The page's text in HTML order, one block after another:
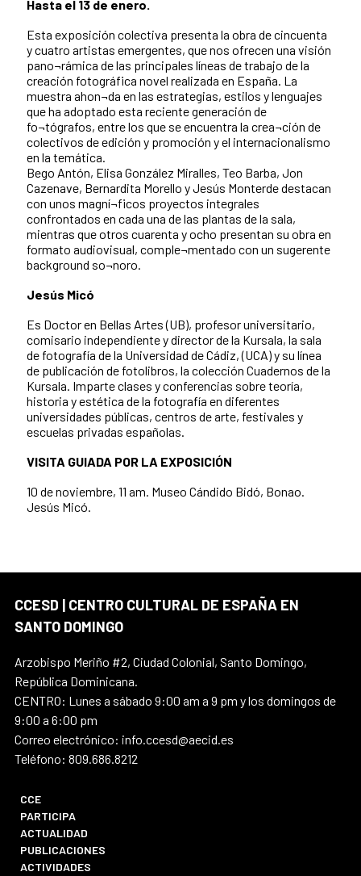
Hasta el 13 de enero.
Esta exposición colectiva presenta la obra de cincuenta
y cuatro artistas emergentes, que nos ofrecen una visión
pano¬rámica de las principales líneas de trabajo de la
creación fotográfica novel realizada en España. La
muestra ahon¬da en las estrategias, estilos y lenguajes
que ha adoptado esta reciente generación de
fo¬tógrafos, entre los que se encuentra la crea¬ción de
colectivos de edición y promoción y el internacionalismo
en la temática.
Bego Antón, Elisa González Miralles, Teo Barba, Jon
Cazenave, Bernardita Morello y Jesús Monterde destacan
con unos magní¬ficos proyectos integrales
confrontados en cada una de las plantas de la sala,
mientras que otros cuarenta y ocho presentan su obra en
formato audiovisual, comple¬mentado con un sugerente
background so¬noro.
Jesús Micó
Es Doctor en Bellas Artes (UB), profesor universitario,
comisario independiente y director de la Kursala, la sala
de fotografía de la Universidad de Cádiz, (UCA) y su línea
de publicación de fotolibros, la colección Cuadernos de la
Kursala. Imparte clases y conferencias sobre teoría,
historia y estética de la fotografía en diferentes
universidades públicas, centros de arte, festivales y
escuelas privadas españolas.
VISITA GUIADA POR LA EXPOSICIÓN
10 de noviembre, 11 am. Museo Cándido Bidó, Bonao.
Jesús Micó.
CCESD | CENTRO CULTURAL DE ESPAÑA EN
SANTO DOMINGO
Arzobispo Meriño #2, Ciudad Colonial, Santo Domingo,
República Dominicana.
CENTRO: Lunes a sábado 9:00 am a 9 pm y los domingos de
9:00 a 6:00 pm
Correo electrónico: info.ccesd@aecid.es
Teléfono: 809.686.8212
CCE
PARTICIPA
ACTUALIDAD
PUBLICACIONES
ACTIVIDADES